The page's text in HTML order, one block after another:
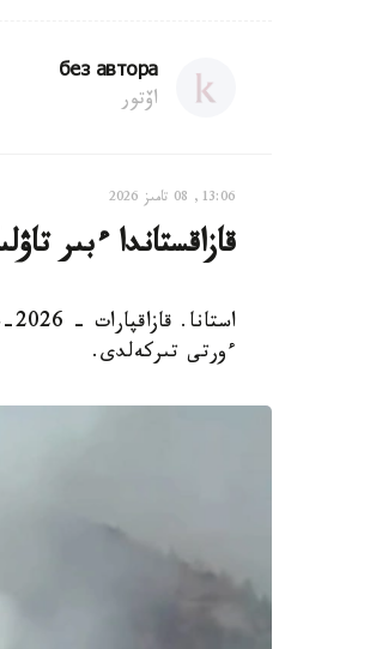
без автора
اۆتور
13:06, 08 تامىز 2026
قازاقستاندا ءبىر
ءورتى تىركەلدى.